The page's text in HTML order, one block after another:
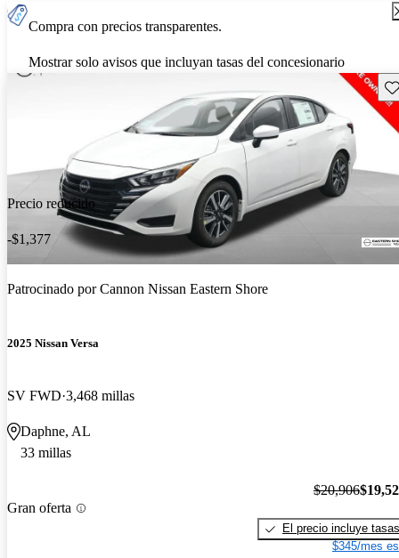
Compra con precios transparentes.
Mostrar solo avisos que incluyan tasas del concesionario
Precio reducido
-$1,377
Patrocinado porCannon Nissan Eastern Shore
2025 Nissan Versa
SV FWD 3,468 millas
Daphne, AL
33 millas
Gran oferta
$20,906
El precio incluye tasas
$345/mes